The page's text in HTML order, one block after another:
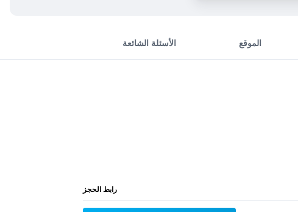
الموقع الأسئلة الشائعة
رابط الحجز